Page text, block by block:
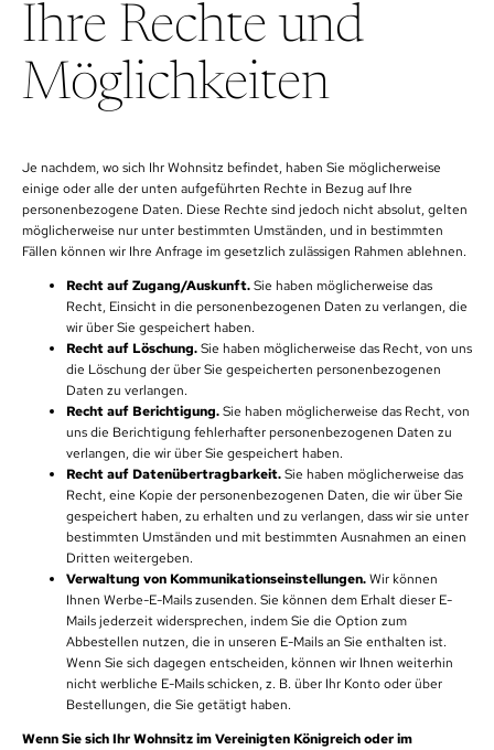
Ihre Rechte und
Möglichkeiten
Je nachdem, wo sich Ihr Wohnsitz befindet, haben Sie möglicherweise
einige oder alle der unten aufgeführten Rechte in Bezug auf Ihre
personenbezogene Daten. Diese Rechte sind jedoch nicht absolut, gelten
möglicherweise nur unter bestimmten Umständen, und in bestimmten
Fällen können wir Ihre Anfrage im gesetzlich zulässigen Rahmen ablehnen.
Recht auf Zugang/Auskunft.Sie haben möglicherweise das
Recht, Einsicht in die personenbezogenen Daten zu verlangen, die
wir über Sie gespeichert haben.
Recht auf Löschung.Sie haben möglicherweise das Recht, von uns
die Löschung der über Sie gespeicherten personenbezogenen
Daten zu verlangen.
Recht auf Berichtigung.Sie haben möglicherweise das Recht, von
uns die Berichtigung fehlerhafter personenbezogenen Daten zu
verlangen, die wir über Sie gespeichert haben.
Recht auf Datenübertragbarkeit.Sie haben möglicherweise das
Recht, eine Kopie der personenbezogenen Daten, die wir über Sie
gespeichert haben, zu erhalten und zu verlangen, dass wir sie unter
bestimmten Umständen und mit bestimmten Ausnahmen an einen
Dritten weitergeben.
Verwaltung von Kommunikationseinstellungen.Wir können
Ihnen Werbe-E-Mails zusenden. Sie können dem Erhalt dieser E-
Mails jederzeit widersprechen, indem Sie die Option zum
Abbestellen nutzen, die in unseren E-Mails an Sie enthalten ist.
Wenn Sie sich dagegen entscheiden, können wir Ihnen weiterhin
nicht werbliche E-Mails schicken, z. B. über Ihr Konto oder über
Bestellungen, die Sie getätigt haben.
Wenn Sie sich Ihr Wohnsitz im Vereinigten Königreich oder im